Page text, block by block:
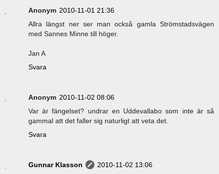
Anonym 2010-11-01 21:36
Allra längst ner ser man också gamla Strömstadsvägen
med Sannes Minne till höger.
Jan A
Svara
Anonym 2010-11-02 08:06
Var är fängelset? undrar en Uddevallabo som inte är så
gammal att det faller sig naturligt att veta det.
Svara
Gunnar Klasson
2010-11-02 13:06